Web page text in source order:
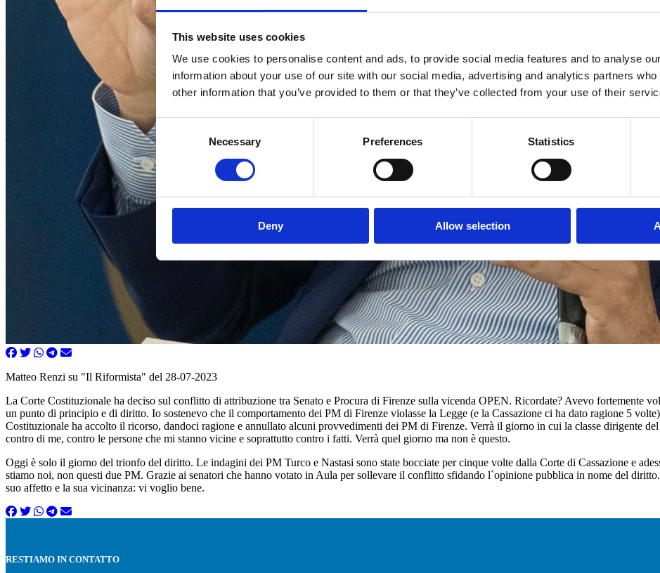
This website uses cookies
We use cookies to personalise content and ads, to provide social media features and to analyse
information about your use of our site with our social media, advertising and analytics partners
other information that you’ve provided to them or that they’ve collected from your use of their
Consent
Selection
Necessary Preferences Statistics
Deny Allow selection
Matteo Renzi su "Il Riformista" del 28-07-2023
La Corte Costituzionale ha deciso sul conflitto di attribuzione tra Senato e Procura di Firenze sulla vicenda OPEN. Ricordate? Avevo fortemente
un punto di principio e di diritto. Io sostenevo che il comportamento dei PM di Firenze violasse la Legge (e la Cassazione ci ha dato ragione 5
Costituzionale ha accolto il ricorso, dandoci ragione e annullato alcuni provvedimenti dei PM di Firenze. Verrà il giorno in cui la classe dirigente del
contro di me, contro le persone che mi stanno vicine e soprattutto contro i fatti. Verrà quel giorno ma non è questo.
Oggi è solo il giorno del trionfo del diritto. Le indagini dei PM Turco e Nastasi sono state bocciate per cinque volte dalla Corte di Cassazione e
stiamo noi, non questi due PM. Grazie ai senatori che hanno votato in Aula per sollevare il conflitto sfidando l`opinione pubblica in nome del
suo affetto e la sua vicinanza: vi voglio bene.
RESTIAMO IN CONTATTO